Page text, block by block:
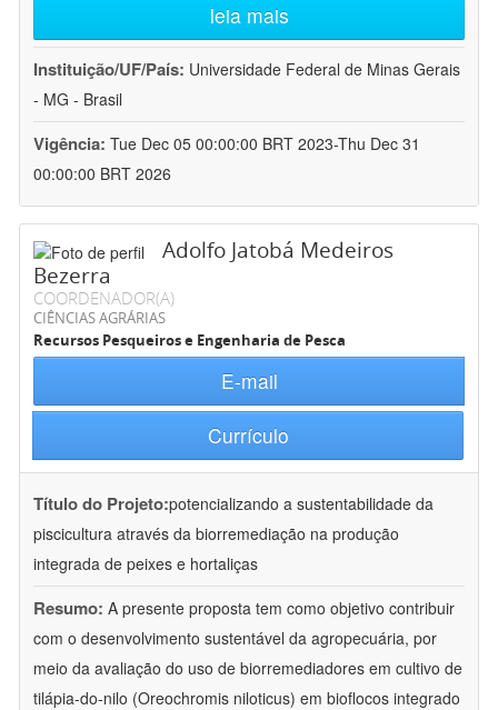
leia mais
Instituição/UF/País: Universidade Federal de Minas Gerais
- MG - Brasil
Vigência: Tue Dec 05 00:00:00 BRT 2023-Thu Dec 31
00:00:00 BRT 2026
Adolfo Jatobá Medeiros
Bezerra
COORDENADOR(A)
CIÊNCIAS AGRÁRIAS
Recursos Pesqueiros e Engenharia de Pesca
E-mail
Currículo
Título do Projeto:potencializando a sustentabilidade da
piscicultura através da biorremediação na produção
integrada de peixes e hortaliças
Resumo: A presente proposta tem como objetivo contribuir
com o desenvolvimento sustentável da agropecuária, por
meio da avaliação do uso de biorremediadores em cultivo de
tilápia-do-nilo (Oreochromis niloticus) em bioflocos integrado